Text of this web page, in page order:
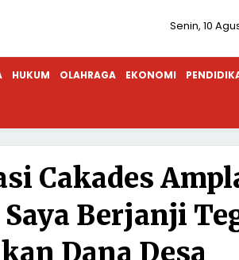
Senin, 10
HUKUM OLAHRAGA EKONOMI
Cakades
Berjanji
Dana Desa